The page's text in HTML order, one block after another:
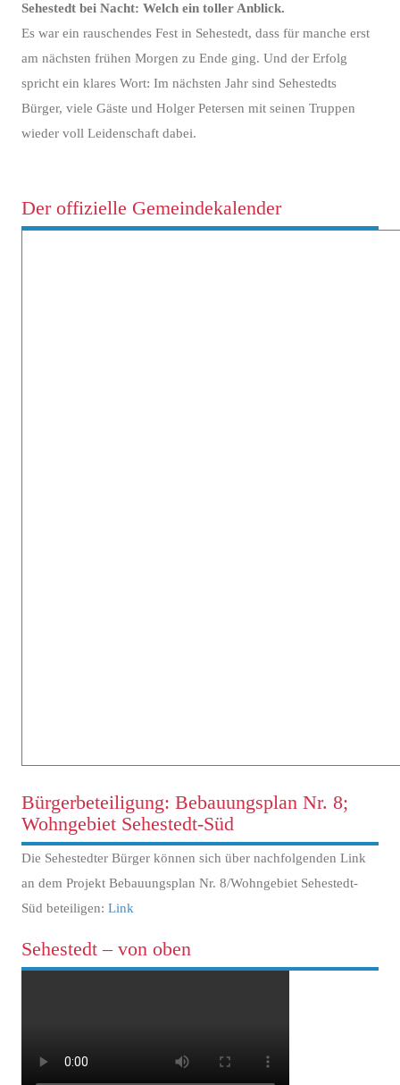
Sehestedt bei Nacht: Welch ein toller Anblick.
Es war ein rauschendes Fest in Sehestedt, dass für manche erst
am nächsten frühen Morgen zu Ende ging. Und der Erfolg
spricht ein klares Wort: Im nächsten Jahr sind Sehestedts
Bürger, viele Gäste und Holger Petersen mit seinen Truppen
wieder voll Leidenschaft dabei.
Der offizielle Gemeindekalender
Bürgerbeteiligung: Bebauungsplan Nr. 8;
Wohngebiet Sehestedt-Süd
Die Sehestedter Bürger können sich über nachfolgenden Link
an dem Projekt Bebauungsplan Nr. 8/Wohngebiet Sehestedt-
Süd beteiligen: Link
Sehestedt – von oben